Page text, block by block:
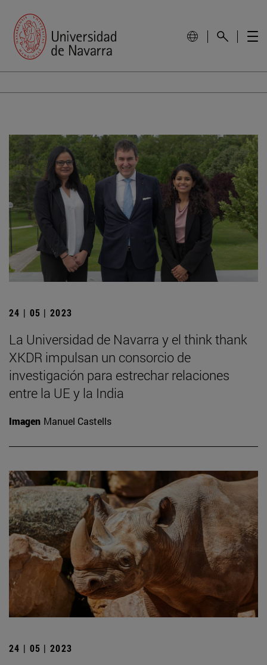
24 | 05 | 2023
La Universidad de Navarra y el think thank
XKDR impulsan un consorcio de
investigación para estrechar relaciones
entre la UE y la India
Imagen Manuel Castells
24 | 05 | 2023